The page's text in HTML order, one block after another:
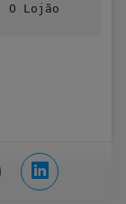
O Lojão